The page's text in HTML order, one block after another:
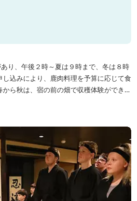
り、午後２時～夏は９時まで、冬は８時
し込みにより、鹿肉料理を予算に応じて食
ら秋は、宿の前の畑で収穫体験ができ、
。